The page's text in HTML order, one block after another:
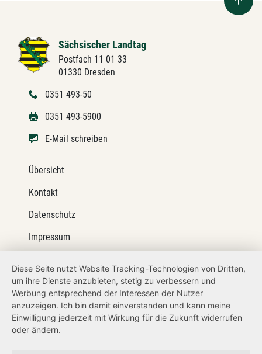
Sächsischer Landtag
Postfach 11 01 33
01330 Dresden
0351 493-50
0351 493-5900
E-Mail schreiben
Übersicht
Kontakt
Datenschutz
Impressum
Netiquette
Transparenzanspruch
Hinweisgeberschutz
Diese Seite nutzt Website Tracking-Technologien von Dritten,
um ihre Dienste anzubieten, stetig zu verbessern und
Werbung entsprechend der Interessen der Nutzer
anzuzeigen. Ich bin damit einverstanden und kann meine
Einwilligung jederzeit mit Wirkung für die Zukunft widerrufen
oder ändern.